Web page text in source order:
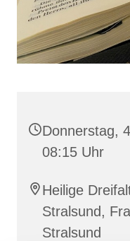
Donnerstag,
08:15 Uhr
Heilige
Stralsund,
Stralsund